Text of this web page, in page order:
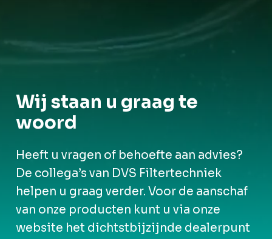
Wij staan u graag te
woord
Heeft u vragen of behoefte aan advies?
De collega’s van DVS Filtertechniek
helpen u graag verder. Voor de aanschaf
van onze producten kunt u via onze
website het dichtstbijzijnde dealerpunt